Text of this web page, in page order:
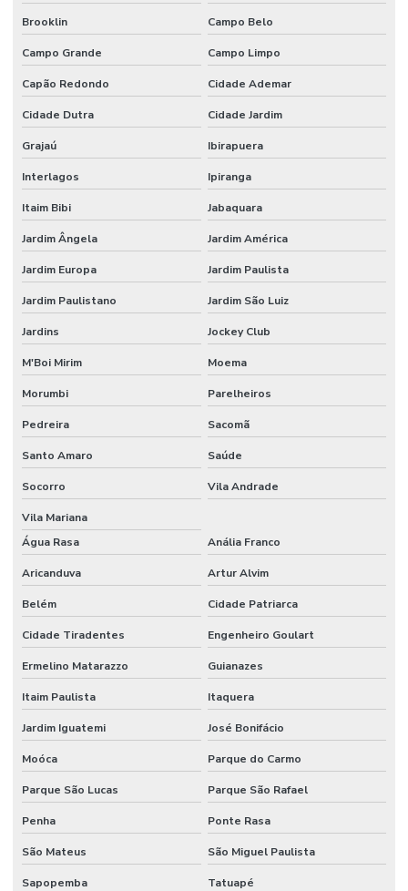
Instalação de piso industrial
Instalação de piso industrial de concreto
Instalação de piso porcelanato
Instalação de porcelanato
Instalação de revestimento polimérico
Instalador de porcelanato
Obra comercial
Obra industrial
Obras e reformas em geral
Orçamento para construção de barracão
Orçamento construção civil
Orçamento para construção de galpão
Orçamento para construção de galpão industrial
Orçamento para construção de galpão metálico
Pintura epóxi alto tráfego
Pintura epóxi autonivelante
Pintura epóxi para galpão
Pintura epóxi industrial
Pintura epóxi para piso de fábrica
Pintura epóxi para piso industrial
Pintura de pisos industriais
Pintura predial preço m2
Piso de concreto para galpão
Brooklin Campo Belo
Campo Grande Campo Limpo
Capão Redondo Cidade Ademar
Cidade Dutra Cidade Jardim
Grajaú Ibirapuera
Interlagos Ipiranga
Itaim Bibi Jabaquara
Jardim Ângela Jardim América
Jardim Europa Jardim Paulista
Jardim Paulistano Jardim São Luiz
Jardins Jockey Club
M'Boi Mirim Moema
Morumbi Parelheiros
Pedreira Sacomã
Santo Amaro Saúde
Socorro Vila Andrade
Vila Mariana
Água Rasa
Anália Franco
Aricanduva Artur Alvim
Belém Cidade Patriarca
Cidade Tiradentes Engenheiro Goulart
Ermelino Matarazzo Guianazes
Itaim Paulista Itaquera
Jardim Iguatemi José Bonifácio
Moóca Parque do Carmo
Parque São Lucas Parque São Rafael
Penha Ponte Rasa
São Mateus São Miguel Paulista
Sapopemba Tatuapé